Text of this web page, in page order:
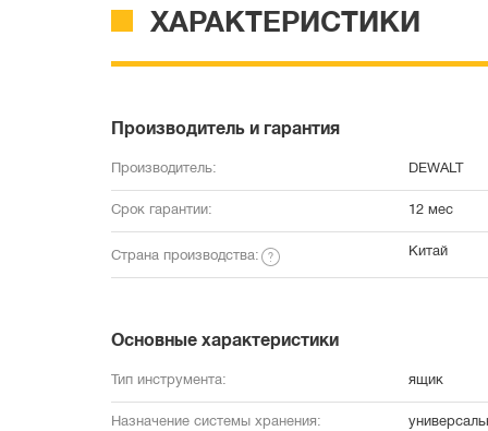
ХАРАКТЕРИСТИКИ
Производитель и гарантия
Производитель: DEWALT
Срок гарантии: 12 мес
Страна производства: Китай
Основные характеристики
Тип инструмента: ящик
Назначение системы хранения: